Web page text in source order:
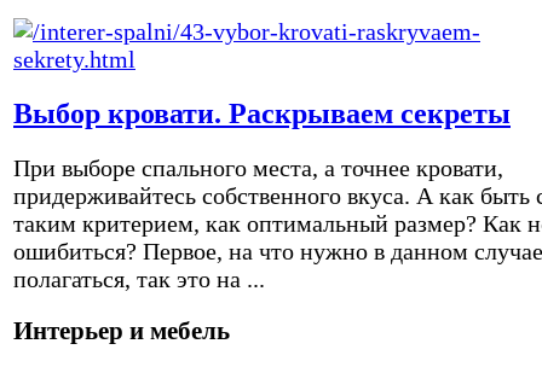
Выбор кровати. Раскрываем секреты
При выборе спального места, а точнее кровати,
придерживайтесь собственного вкуса. А как быть
таким критерием, как оптимальный размер? Как
ошибиться? Первое, на что нужно в данном случае
полагаться, так это на ...
Интерьер и мебель